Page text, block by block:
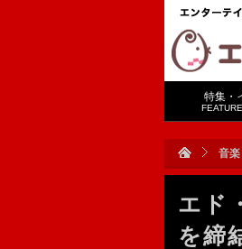
特集・
音楽
エド
を締